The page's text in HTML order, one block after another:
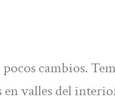
cambios.
en valles del